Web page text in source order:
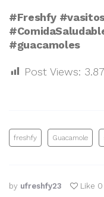
#Freshfy
#guacamoles
Post Views:
freshfy Guacamole
by ufreshfy23 Like 0